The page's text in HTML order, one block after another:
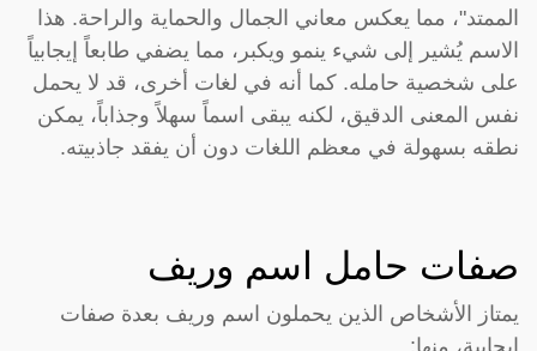
الممتد"، مما يعكس معاني الجمال والحماية والراحة. هذا
الاسم يُشير إلى شيء ينمو ويكبر، مما يضفي طابعاً إيجابياً
على شخصية حامله. كما أنه في لغات أخرى، قد لا يحمل
نفس المعنى الدقيق، لكنه يبقى اسماً سهلاً وجذاباً، يمكن
نطقه بسهولة في معظم اللغات دون أن يفقد جاذبيته.
صفات حامل اسم وريف
يمتاز الأشخاص الذين يحملون اسم وريف بعدة صفات